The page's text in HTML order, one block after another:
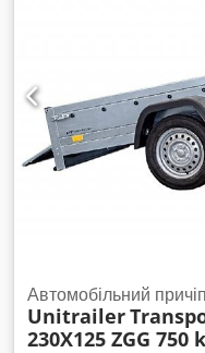
Автомобільний причіп
Unitrailer
230X125 ZGG 750